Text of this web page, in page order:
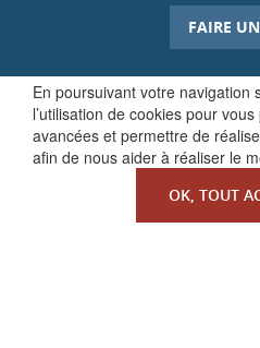
En poursuivant votre navigation
l’utilisation de cookies pour
avancées et permettre de
afin de nous aider à réaliser le
OK, TOUT
FAIRE